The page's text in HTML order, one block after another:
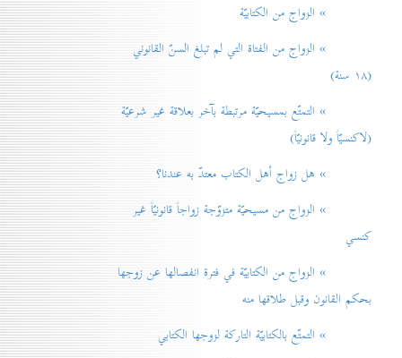
» الزواج من الكتابيّة
» الزواج من الفتاة التي لم تبلغ السنّ القانوني
(۱۸ سنة)
» التمتّع بمسيحيّة مرتبطة بآخر بعلاقة غير شرعيّة
(لاكنسيّاً ولا قانونيّاً)
» هل زواج أهل الكتاب معتدّ به عندنا؟
» الزواج من مسيحيّة متزوّجة زواجاً قانونيّاً غير
كنسي
» الزواج من الكتابيّة في فترة انفصالها عن زوجها
بحكم القانون وقبل طلاقها منه
» التمتّع بالكتابيّة التاركة لزوجها الكتابي